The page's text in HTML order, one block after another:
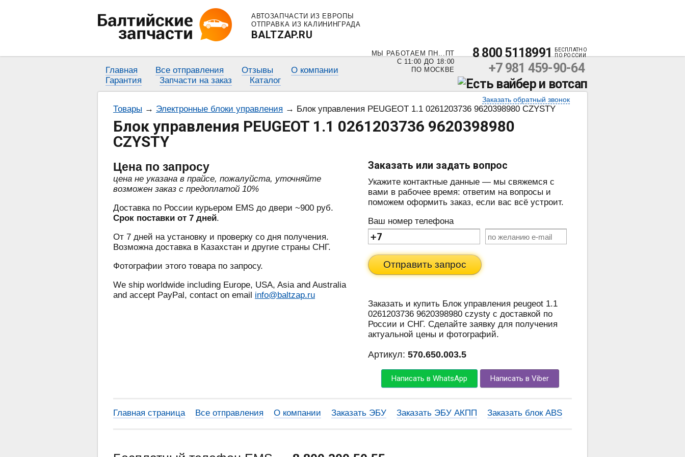
АВТОЗАПЧАСТИ ИЗ ЕВРОПЫ
ОТПРАВКА ИЗ КАЛИНИНГРАДА
BALTZAP.RU
МЫ РАБОТАЕМ ПН...ПТ
С 11:00 ДО 18:00
ПО МОСКВЕ
8 800 5118991
БЕСПЛАТНО
ПО РОССИИ
+7 981 459-90-64
Заказать обратный звонок
Главная Все отправления Отзывы
О компании
Гарантия
Запчасти на заказ Каталог
Товары → Электронные блоки управления → Блок управления PEUGEOT 1.1 0261203736 9620398980 CZYSTY
Блок управления PEUGEOT 1.1 0261203736 9620398980
CZYSTY
Цена по запросу
цена не указана в прайсе, пожалуйста, уточняйте
возможен заказ с предоплатой 10%
Доставка по России курьером EMS до двери ~900 руб.
Срок поставки от 7 дней.
От 7 дней на установку и проверку со дня получения.
Возможна доставка в Казахстан и другие страны СНГ.
Фотографии этого товара по запросу.
We ship worldwide including Europe, USA, Asia and Australia
and accept PayPal, contact on email info@baltzap.ru
Заказать или задать вопрос
Укажите контактные данные — мы свяжемся с
вами в рабочее время: ответим на вопросы и
поможем оформить заказ, если вас всё устроит.
Ваш номер телефона
Отправить запрос
Заказать и купить Блок управления peugeot 1.1
0261203736 9620398980 czysty с доставкой по
России и СНГ. Сделайте заявку для получения
актуальной цены и фотографий.
Артикул: 570.650.003.5
Написать в WhatsApp Написать в Viber
Главная страница Все отправления О компании Заказать ЭБУ Заказать ЭБУ АКПП Заказать блок ABS